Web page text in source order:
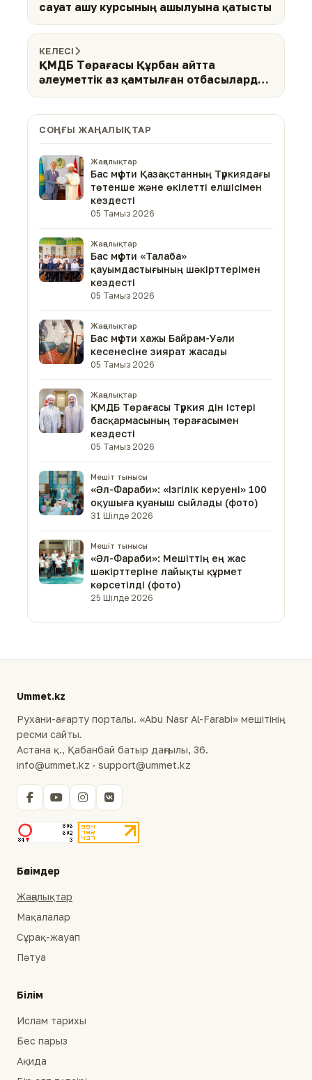
сауат ашу курсының ашылуына қатысты
КЕЛЕСІ
ҚМДБ Төрағасы Құрбан айтта
әлеуметтік аз қамтылған отбасыларды
қуантты
СОҢҒЫ ЖАҢАЛЫҚТАР
Жаңалықтар
Бас мүфти Қазақстанның Түркиядағы
төтенше және өкілетті елшісімен
кездесті
05 Тамыз 2026
Жаңалықтар
Бас мүфти «Талаба»
қауымдастығының шәкірттерімен
кездесті
05 Тамыз 2026
Жаңалықтар
Бас мүфти хажы Байрам-Уәли
кесенесіне зиярат жасады
05 Тамыз 2026
Жаңалықтар
ҚМДБ Төрағасы Түркия дін істері
басқармасының төрағасымен
кездесті
05 Тамыз 2026
Мешіт тынысы
«Әл-Фараби»: «Ізгілік керуені» 100
оқушыға қуаныш сыйлады (фото)
31 Шілде 2026
Мешіт тынысы
«Әл-Фараби»: Мешіттің ең жас
шәкірттеріне лайықты құрмет
көрсетілді (фото)
25 Шілде 2026
Ummet.kz
Рухани-ағарту порталы. «Abu Nasr Al-Farabi» мешітінің
ресми сайты.
Астана қ., Қабанбай батыр даңғылы, 36.
info@ummet.kz · support@ummet.kz
Бөлімдер
Жаңалықтар
Мақалалар
Сұрақ-жауап
Пәтуа
Білім
Ислам тарихы
Бес парыз
Ақида